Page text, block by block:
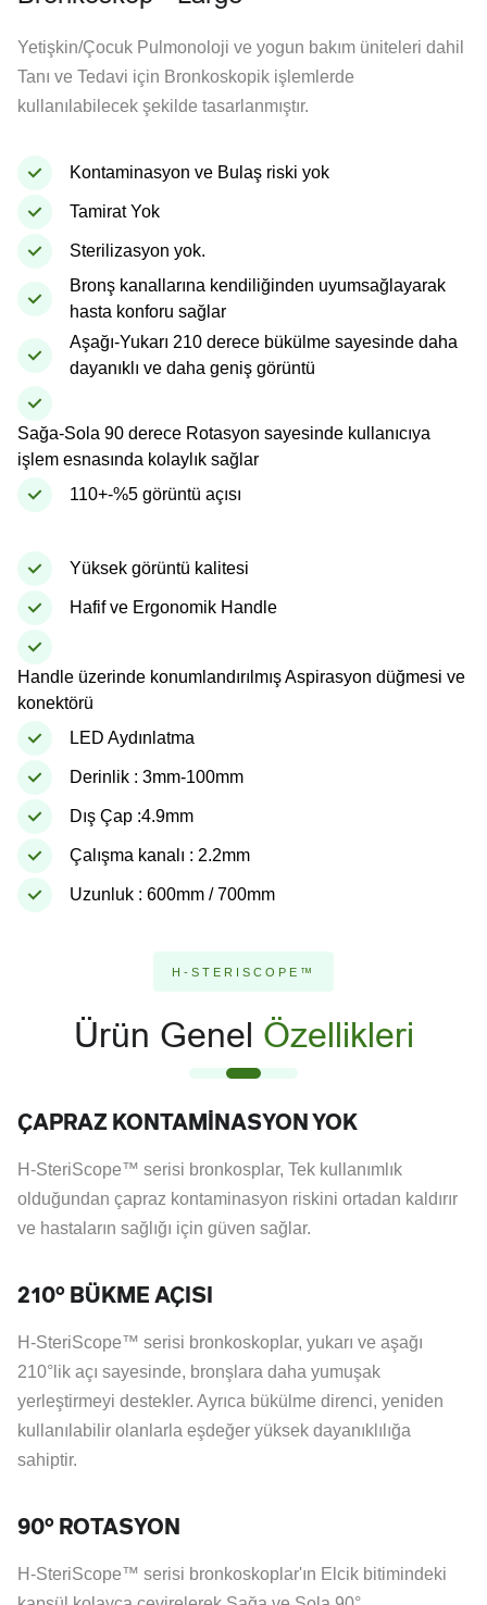
Yetişkin/Çocuk Pulmonoloji ve yogun bakım üniteleri dahil
Tanı ve Tedavi için Bronkoskopik işlemlerde
kullanılabilecek şekilde tasarlanmıştır.
Kontaminasyon ve Bulaş riski yok
Tamirat Yok
Sterilizasyon yok.
Bronş kanallarına kendiliğinden uyumsağlayarak
hasta konforu sağlar
Aşağı-Yukarı 210 derece bükülme sayesinde daha
dayanıklı ve daha geniş görüntü
Sağa-Sola 90 derece Rotasyon sayesinde kullanıcıya
işlem esnasında kolaylık sağlar
110+-%5 görüntü açısı
Yüksek görüntü kalitesi
Hafif ve Ergonomik Handle
Handle üzerinde konumlandırılmış Aspirasyon düğmesi ve
konektörü
LED Aydınlatma
Derinlik : 3mm-100mm
Dış Çap :4.9mm
Çalışma kanalı : 2.2mm
Uzunluk : 600mm / 700mm
H-STERISCOPE™
Ürün Genel Özellikleri
ÇAPRAZ KONTAMİNASYON YOK
H-SteriScope™ serisi bronkosplar, Tek kullanımlık
olduğundan çapraz kontaminasyon riskini ortadan kaldırır
ve hastaların sağlığı için güven sağlar.
210° BÜKME AÇISI
H-SteriScope™ serisi bronkoskoplar, yukarı ve aşağı
210°lik açı sayesinde, bronşlara daha yumuşak
yerleştirmeyi destekler. Ayrıca bükülme direnci, yeniden
kullanılabilir olanlarla eşdeğer yüksek dayanıklılığa
sahiptir.
90° ROTASYON
H-SteriScope™ serisi bronkoskoplar'ın Elcik bitimindeki